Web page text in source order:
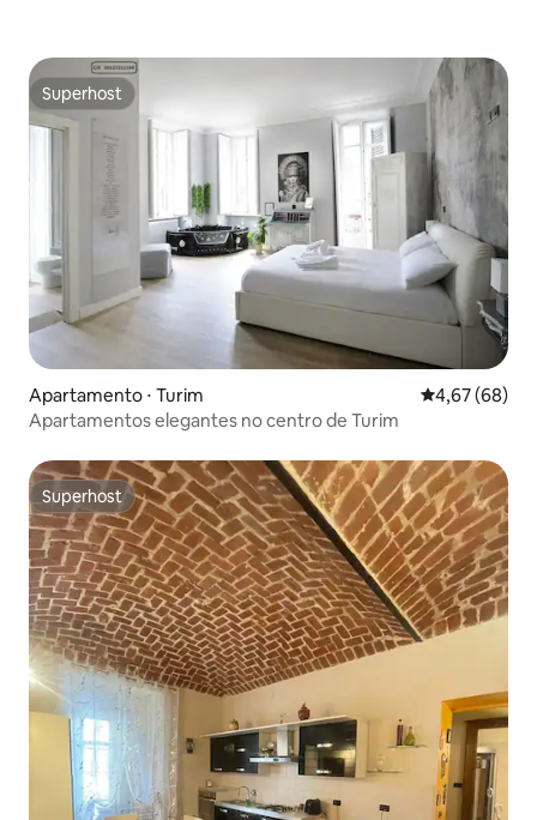
Superhost
Superhost
Apartamento ⋅ Turim 4,67 de uma
4,67 (68)
Apartamentos elegantes no centro de Turim
Superhost
Superhost